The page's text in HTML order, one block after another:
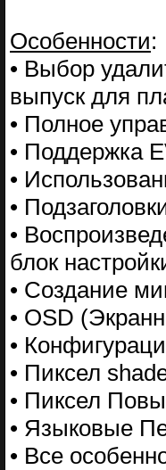
Особенности:
• Выбор
выпуск для
• Полное
• Поддержка
•
•
•
блок
• Создание
• OSD
•
• Пиксел
• Пиксел
• Языковые
• Все